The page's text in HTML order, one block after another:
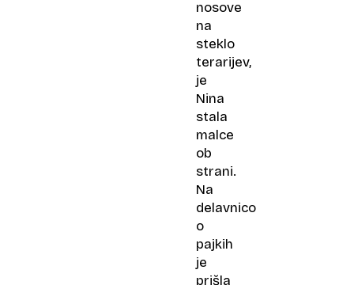
nosove
na
steklo
terarijev,
je
Nina
stala
malce
ob
strani.
Na
delavnico
o
pajkih
je
prišla